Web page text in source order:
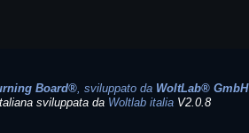
Board®, sviluppato da WoltLab® GmbH
sviluppata da Woltlab italiaV2.0.8